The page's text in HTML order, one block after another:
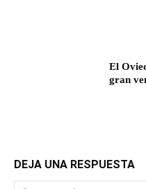
El
gran
DEJA UNA RESPUESTA